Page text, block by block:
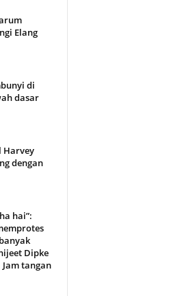
Elang
di
dasar
Harvey
dengan
hai”:
Dipke
tangan